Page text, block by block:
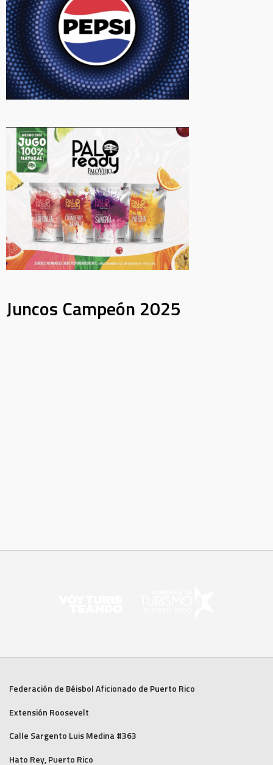
Juncos Campeón 2025
Federación de Béisbol Aficionado de Puerto Rico
Extensión Roosevelt
Calle Sargento Luis Medina #363
Hato Rey, Puerto Rico